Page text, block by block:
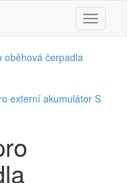
oběhová čerpadla
externí akumulátor S